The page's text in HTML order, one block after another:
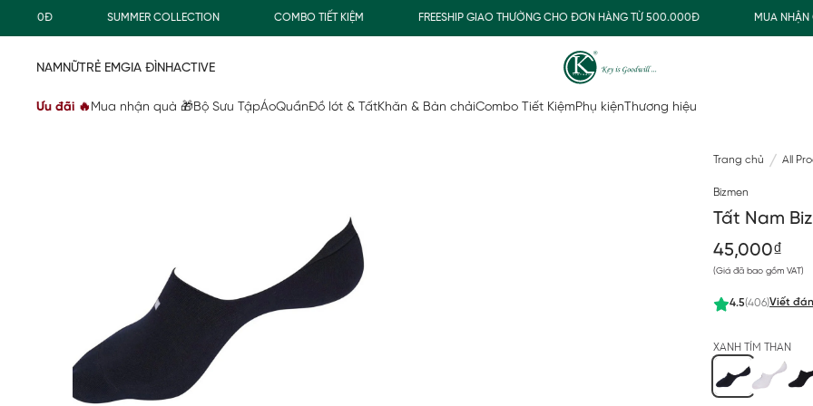
SUMMER COLLECTION COMBO TIẾT KIỆM FREESHIP GIAO THƯỜNG CHO ĐƠN HÀNG TỪ 500.000Đ MUA NHẬN
NAMNỮTRẺ EMGIA ĐÌNHACTIVE
Ưu đãi 🔥 Mua nhận quà 🎁Bộ Sưu TậpÁoQuầnĐồ lót & TấtKhăn & Bàn chảiCombo Tiết KiệmPhụ kiện Thương hiệu
Trang chủ All
Bizmen
Tất Nam
45,000₫
(Giá đã bao gồm VAT)
4.5(406)Viết
XANH TÍM THAN